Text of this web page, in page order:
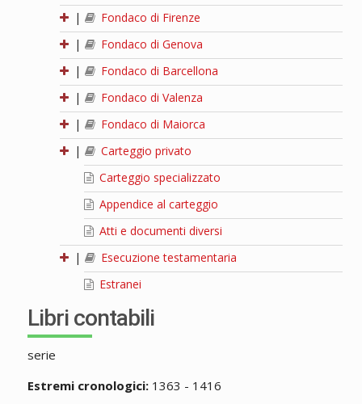
|
Fondaco di Firenze
|
Fondaco di Genova
|
Fondaco di Barcellona
|
Fondaco di Valenza
|
Fondaco di Maiorca
|
Carteggio privato
Carteggio specializzato
Appendice al carteggio
Atti e documenti diversi
|
Esecuzione testamentaria
Estranei
Libri contabili
serie
Estremi cronologici:1363 - 1416